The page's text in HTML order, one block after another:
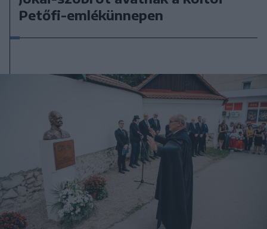
Petőfi-emlékünnepen